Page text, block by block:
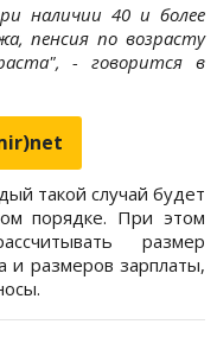
наличии 40 и более
пенсия по возрасту
- говорится в
такой случай будет
порядке. При этом
размер
и размеров зарплаты,